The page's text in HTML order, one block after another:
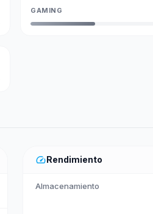
GAMING
speedRendimiento
Almacenamiento